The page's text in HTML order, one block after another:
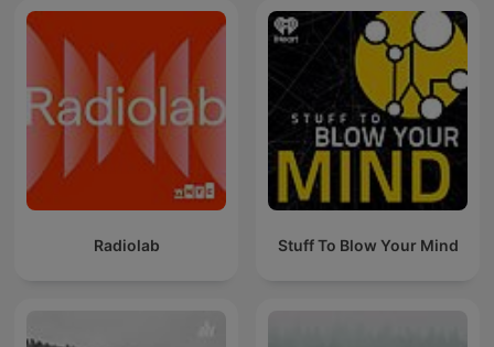
Radiolab Stuff To Blow Your Mind